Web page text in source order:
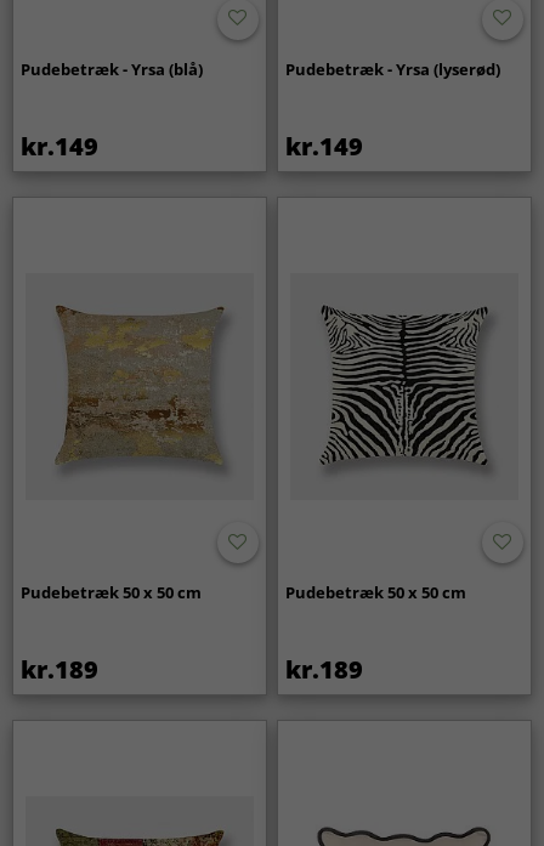
Pudebetræk - Yrsa (blå)
kr.149
Pudebetræk - Yrsa (lyserød)
kr.149
Pudebetræk 50 x 50 cm
kr.189
Pudebetræk 50 x 50 cm
kr.189